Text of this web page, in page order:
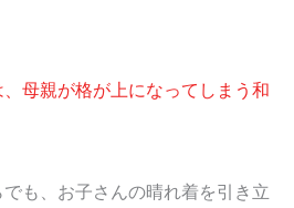
母親が格が上になってしまう和
も、お子さんの晴れ着を引き立